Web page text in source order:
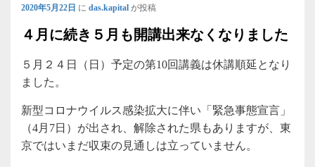
2020年5月22日 に das.kapital が投稿
４月に続き５月も開講出来なくなりました
５月２４日（日）予定の第10回講義は休講順延となり
ました。
新型コロナウイルス感染拡大に伴い「緊急事態宣言」
（4月7日）が出され、解除された県もありますが、東
京ではいまだ収束の見通しは立っていません。